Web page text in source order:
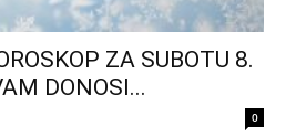
ZA SUBOTU 8.
DONOSI...
0